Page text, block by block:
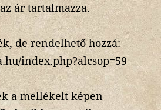
ár tartalmazza.
de rendelhető hozzá:
index.php?alcsop=59
a mellékelt képen